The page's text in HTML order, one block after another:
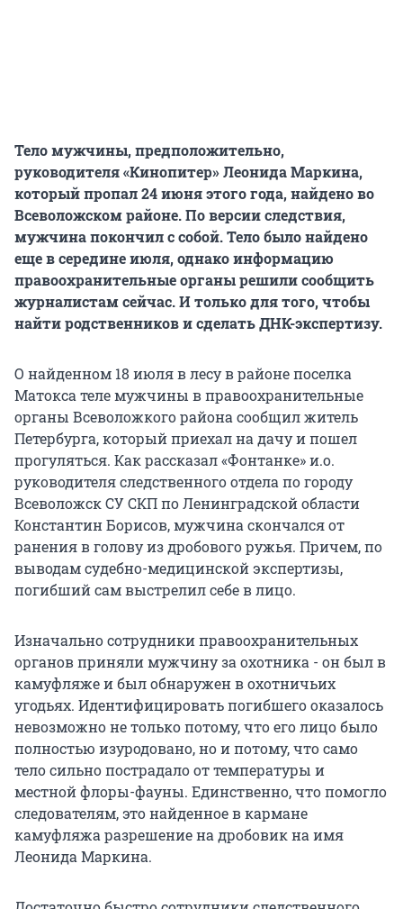
Тело мужчины, предположительно,
руководителя «Кинопитер» Леонида Маркина,
который пропал 24 июня этого года, найдено во
Всеволожском районе. По версии следствия,
мужчина покончил с собой. Тело было найдено
еще в середине июля, однако информацию
правоохранительные органы решили сообщить
журналистам сейчас. И только для того, чтобы
найти родственников и сделать ДНК-экспертизу.
О найденном 18 июля в лесу в районе поселка
Матокса теле мужчины в правоохранительные
органы Всеволожкого района сообщил житель
Петербурга, который приехал на дачу и пошел
прогуляться. Как рассказал «Фонтанке» и.о.
руководителя следственного отдела по городу
Всеволожск СУ СКП по Ленинградской области
Константин Борисов, мужчина скончался от
ранения в голову из дробового ружья. Причем, по
выводам судебно-медицинской экспертизы,
погибший сам выстрелил себе в лицо.
Изначально сотрудники правоохранительных
органов приняли мужчину за охотника - он был в
камуфляже и был обнаружен в охотничьих
угодьях. Идентифицировать погибшего оказалось
невозможно не только потому, что его лицо было
полностью изуродовано, но и потому, что само
тело сильно пострадало от температуры и
местной флоры-фауны. Единственно, что помогло
следователям, это найденное в кармане
камуфляжа разрешение на дробовик на имя
Леонида Маркина.